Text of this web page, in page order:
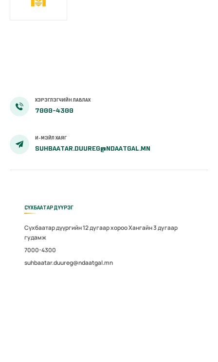
ХЭРЭГЛЭГЧИЙН ЛАВЛАХ
7000-4300
И-МЭЙЛ ХАЯГ
SUHBAATAR.DUUREG@NDAATGAL.MN
СҮХБААТАР ДҮҮРЭГ
Сүхбаатар дүүргийн 12 дугаар хороо Хангайн 3 дугаар
гудамж
7000-4300
suhbaatar.duureg@ndaatgal.mn